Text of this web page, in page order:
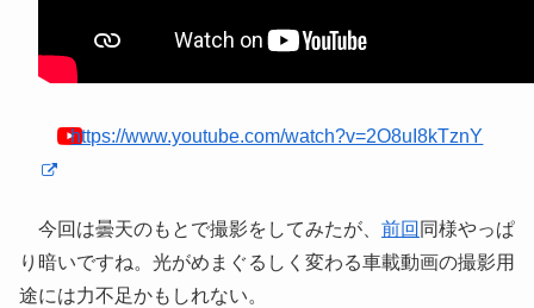
https://www.youtube.com/watch?v=2O8uI8kTznY
今回は曇天のもとで撮影をしてみたが、 前回 同様やっぱ
り暗いですね。光がめまぐるしく変わる車載動画の撮影用
途には力不足かもしれない。